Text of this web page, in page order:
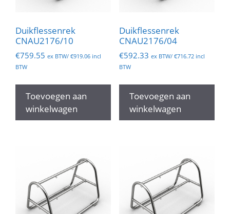
Duikflessenrek
CNAU2176/10
€759.55 ex BTW/ €919.06 incl
BTW
Toevoegen aan
winkelwagen
Duikflessenrek
CNAU2176/04
€592.33 ex BTW/ €716.72incl
BTW
Toevoegen aan
winkelwagen